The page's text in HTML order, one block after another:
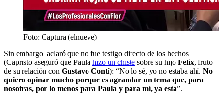
Foto: Captura (elnueve)
Sin embargo, aclaró que no fue testigo directo de los hechos
(Capristo aseguró que Paula hizo un chiste sobre su hijo Félix, fruto
de su relación con Gustavo Conti): “No lo sé, yo no estaba ahí. No
quiero opinar mucho porque es agrandar un tema que, para
nosotras, por lo menos para Paula y para mí, ya está”.